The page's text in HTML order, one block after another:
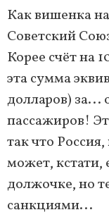
Как вишенка
Советский
Корее счёт на
эта сумма
долларов)
пассажиров!
так что
может, кстати,
должочке, но
санкциями...